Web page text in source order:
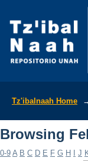
Tz'ibalnaah Home
Browsing
0-9 A B C D E F G H J